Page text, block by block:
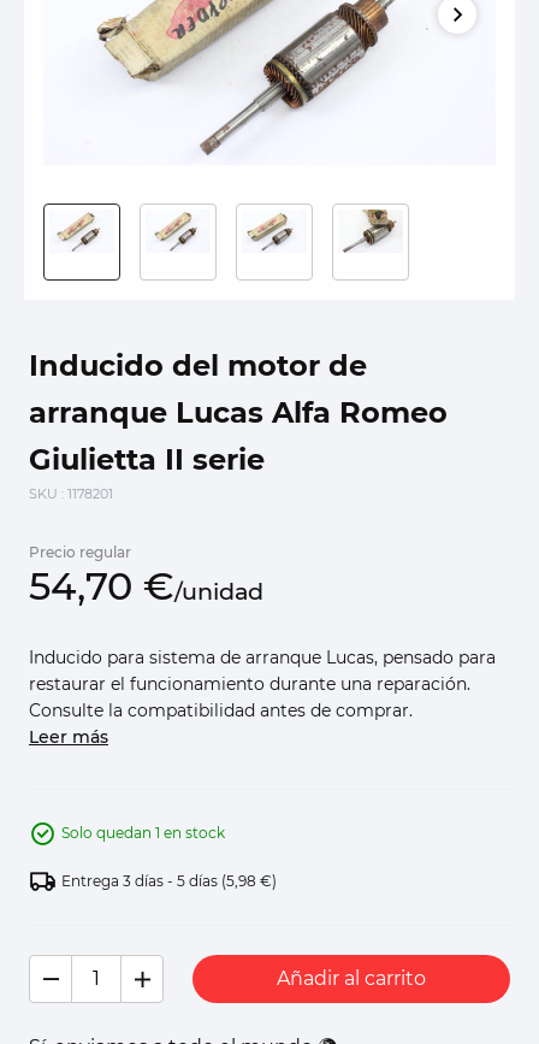
Inducido del motor de
arranque Lucas Alfa Romeo
Giulietta II serie
SKU : 1178201
Precio regular
54,70 €/unidad
Inducido para sistema de arranque Lucas, pensado para
restaurar el funcionamiento durante una reparación.
Consulte la compatibilidad antes de comprar.
Leer más
Solo quedan 1 en stock
Entrega 3 días - 5 días (5,98 €)
Añadir al carrito